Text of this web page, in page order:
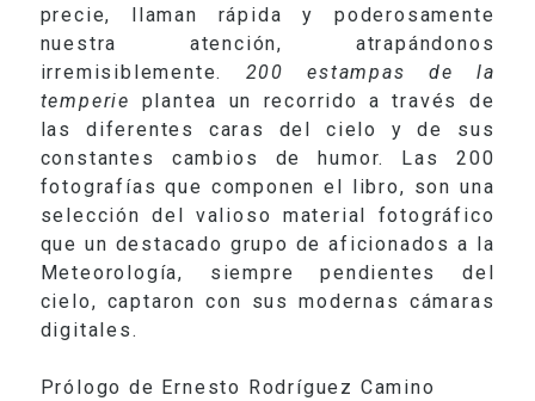
precie, llaman rápida y poderosamente
nuestra atención, atrapándonos
irremisiblemente. 200 estampas de la
temperie
plantea un recorrido a través de
las diferentes caras del cielo y de sus
constantes cambios de humor. Las 200
fotografías que componen el libro, son una
selección del valioso material fotográfico
que un destacado grupo de aficionados a la
Meteorología, siempre pendientes del
cielo, captaron con sus modernas cámaras
digitales.
Prólogo de Ernesto Rodríguez Camino